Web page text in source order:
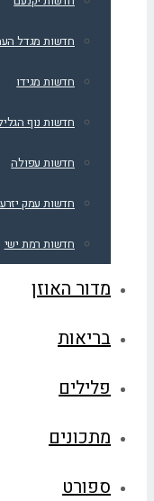
חדשות מגדל
חדשות מגידו
חדשות נוף
חדשות עפולה
חדשות עמק
חדשות רמת ישי
מדור האוזן
בריאות
פלילים
מתכונים
ספורט